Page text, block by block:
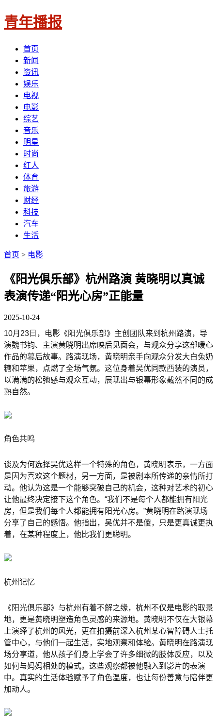
青年播报
首页
新闻
资讯
娱乐
电视
电影
综艺
音乐
明星
时尚
红人
体育
旅游
财经
科技
汽车
生活
首页 > 电影
《阳光俱乐部》杭州路演 黄晓明以真诚
表演传递“阳光心房”正能量
2025-10-24
10月23日，电影《阳光俱乐部》主创团队来到杭州路演，导
演魏书钧、主演黄晓明出席映后见面会，与观众分享这部暖心
作品的幕后故事。路演现场，黄晓明亲手向观众分发大白兔奶
糖和苹果，点燃了全场气氛。这位身着吴优同款西装的演员，
以满满的松弛感与观众互动，展现出与银幕形象截然不同的成
熟自然。
角色共鸣
谈及为何选择吴优这样一个特殊的角色，黄晓明表示，一方面
是因为喜欢这个题材，另一方面，是被剧本所传递的亲情所打
动。他认为这是一个能够突破自己的机会，这种对艺术的初心
让他最终决定接下这个角色。“我们不是每个人都能拥有阳光
房，但是我们每个人都能拥有阳光心房。”黄晓明在路演现场
分享了自己的感悟。他指出，吴优并不是傻，只是更真诚更执
着，在某种程度上，他比我们更聪明。
杭州记忆
《阳光俱乐部》与杭州有着不解之缘，杭州不仅是电影的取景
地，更是黄晓明塑造角色灵感的来源地。黄晓明不仅在大银幕
上演绎了杭州的风光，更在拍摄前深入杭州某心智障碍人士托
管中心，与他们一起生活，实地观察和体验。黄晓明在路演现
场分享道，他从孩子们身上学会了许多细微的肢体反应，以及
如何与妈妈相处的模式。这些观察都被他融入到影片的表演
中。真实的生活体验赋予了角色温度，也让每份善意与陪伴更
加动人。